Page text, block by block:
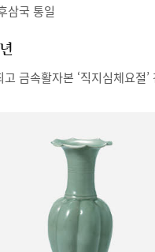
삼국 통일
고 금속활자본 ‘직지심체요절’